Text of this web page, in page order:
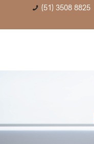
(51) 3508 8825